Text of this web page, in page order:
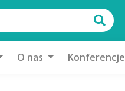
O nas Konferencje